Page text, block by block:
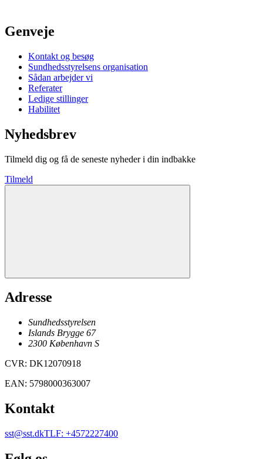
Genveje
Kontakt og besøg
Sundhedsstyrelsens organisation
Sådan arbejder vi
Referater
Ledige stillinger
Habilitet
Nyhedsbrev
Tilmeld dig og få de seneste nyheder i din indbakke
Tilmeld
Adresse
Sundhedsstyrelsen
Islands Brygge 67
2300 København S
CVR: DK12070918
EAN: 5798000363007
Kontakt
sst@sst.dkTLF: +4572227400